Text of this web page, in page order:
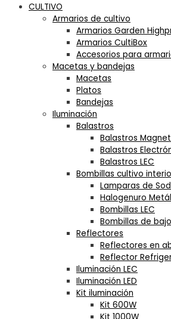
CULTIVO
Armarios de cultivo
Armarios Garden
Armarios CultiBox
Accesorios para
Macetas y bandejas
Macetas
Platos
Bandejas
Iluminación
Balastros
Balastros
Balastros
Balastros LEC
Bombillas cultivo
Lamparas de
Halogenuro
Bombillas LEC
Bombillas de
Reflectores
Reflectores en
Reflector
Iluminación LEC
Iluminación LED
Kit iluminación
Kit 600W